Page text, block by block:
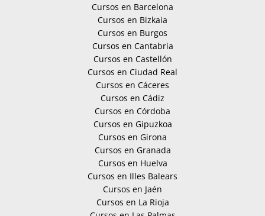
Cursos en Barcelona
Cursos en Bizkaia
Cursos en Burgos
Cursos en Cantabria
Cursos en Castellón
Cursos en Ciudad Real
Cursos en Cáceres
Cursos en Cádiz
Cursos en Córdoba
Cursos en Gipuzkoa
Cursos en Girona
Cursos en Granada
Cursos en Huelva
Cursos en Illes Balears
Cursos en Jaén
Cursos en La Rioja